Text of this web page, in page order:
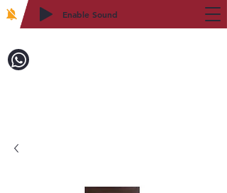
Enable Sound